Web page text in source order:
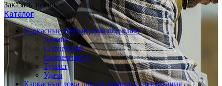
Заказать звонок
Каталог
Каркасные дачные дома под ключ
Дачник
Солнечный
Солнечный +
Турист
Удача
Каркасные дома для постоянного проживания